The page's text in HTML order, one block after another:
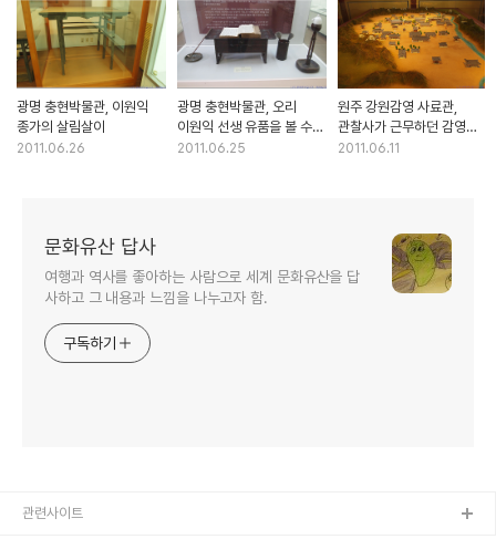
광명 충현박물관, 이원익
종가의 살림살이
2011.06.26
광명 충현박물관, 오리
이원익 선생 유품을 볼 수
있는 작은 박물관
2011.06.25
원주 강원감영 사료관,
관찰사가 근무하던 감영의
모습을 보여주는 곳
2011.06.11
문화유산 답사
여행과 역사를 좋아하는 사람으로 세계 문화유산을 답
사하고 그 내용과 느낌을 나누고자 함.
구독하기
관련사이트